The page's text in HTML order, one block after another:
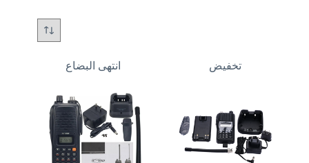
تخفيض انتهى البضاع